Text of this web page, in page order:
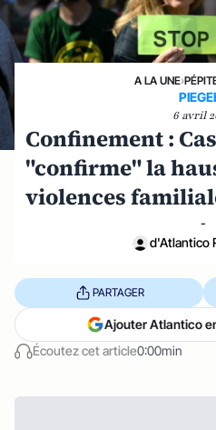
A LA UNE›
6 avril
Confinement :
"confirme" la
violences
-
d'Atlantico
Écoutez cet article0:00min
PARTAGER
Ajouter Atlantico